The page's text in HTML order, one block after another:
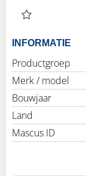
INFORMATIE
Productgroep
Merk / model
Bouwjaar
Land
Mascus ID